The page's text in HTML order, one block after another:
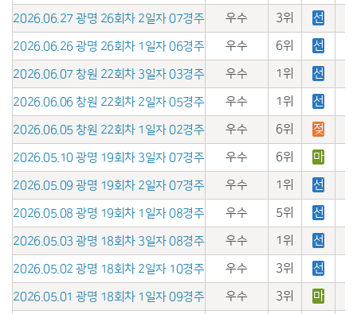
2026.06.27 광명 26회차 2일자 07경주 우수 3위 선
2026.06.26 광명 26회차 1일자 06경주 우수 6위 선
2026.06.07 창원 22회차 3일자 03경주 우수 1위 선
2026.06.06 창원 22회차 2일자 05경주 우수 1위 선
2026.06.05 창원 22회차 1일자 02경주 우수 6위 젖
2026.05.10 광명 19회차 3일자 07경주 우수 6위 마
2026.05.09 광명 19회차 2일자 07경주 우수 1위 선
2026.05.08 광명 19회차 1일자 08경주 우수 5위 선
2026.05.03 광명 18회차 3일자 08경주 우수 1위 선
2026.05.02 광명 18회차 2일자 10경주 우수 3위 선
2026.05.01 광명 18회차 1일자 09경주 우수 3위 마